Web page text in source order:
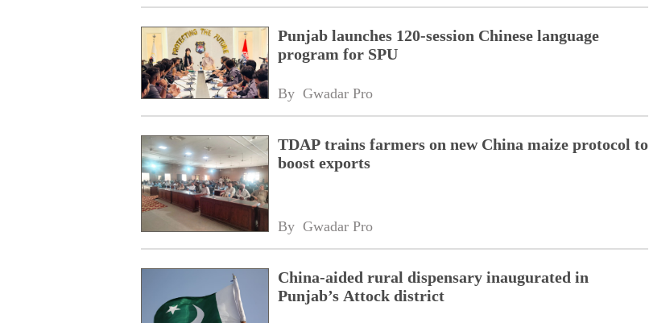
Punjab launches 120-session Chinese language
program for SPU
By Gwadar Pro
TDAP trains farmers on new China maize protocol to
boost exports
By Gwadar Pro
China-aided rural dispensary inaugurated in
Punjab’s Attock district